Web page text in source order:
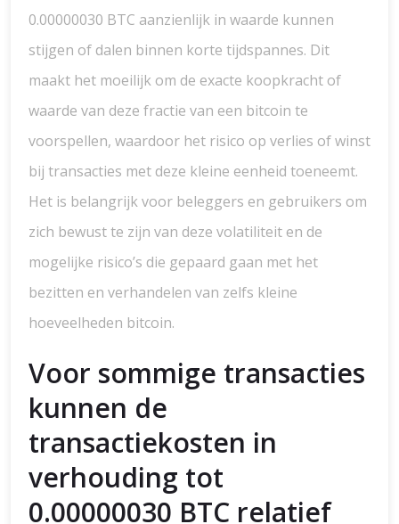
0.00000030 BTC aanzienlijk in waarde kunnen
stijgen of dalen binnen korte tijdspannes. Dit
maakt het moeilijk om de exacte koopkracht of
waarde van deze fractie van een bitcoin te
voorspellen, waardoor het risico op verlies of winst
bij transacties met deze kleine eenheid toeneemt.
Het is belangrijk voor beleggers en gebruikers om
zich bewust te zijn van deze volatiliteit en de
mogelijke risico’s die gepaard gaan met het
bezitten en verhandelen van zelfs kleine
hoeveelheden bitcoin.
Voor sommige transacties
kunnen de
transactiekosten in
verhouding tot
0.00000030 BTC relatief